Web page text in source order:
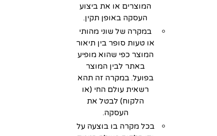
המוצרים או את ביצוע
העסקה באופן תקין.
במקרה של שוני מהותי
או טעות סופר בין תיאור
המוצר כפי שהוא מופיע
באתר לבין המוצר
בפועל. במקרה זה תהא
רשאית עולם החי (או
הלקוח) לבטל את
העסקה.
בכל מקרה בו בוצעה על